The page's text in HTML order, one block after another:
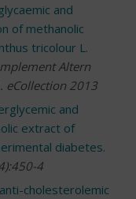
and
of methanolic
tricolour L.
Altern
eCollection 2013
and
extract of
diabetes.
4
cholesterolemic